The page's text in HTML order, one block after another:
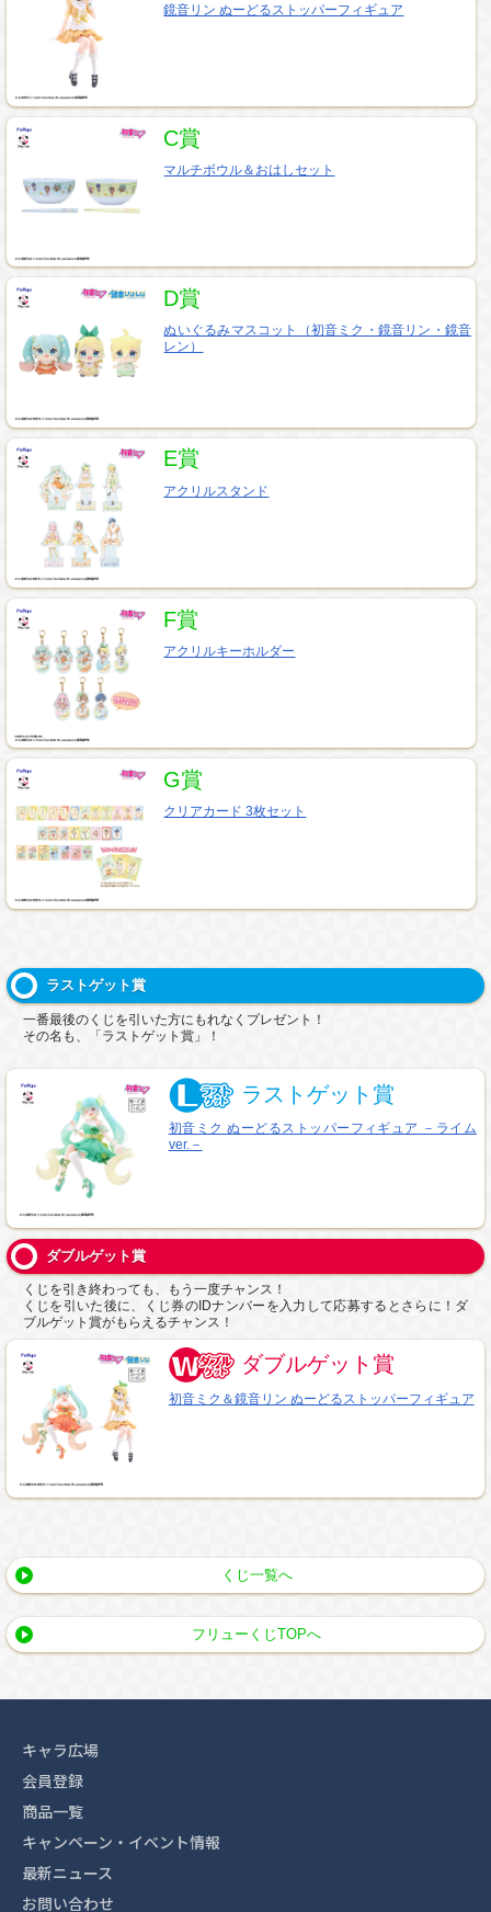
鏡音リン ぬーどるストッパーフィギュア
C賞
マルチボウル＆おはしセット
D賞
ぬいぐるみマスコット（初音ミク・鏡音リン・鏡音
レン）
E賞
アクリルスタンド
F賞
アクリルキーホルダー
G賞
クリアカード 3枚セット
ラストゲット賞
一番最後のくじを引いた方にもれなくプレゼント！
その名も、「ラストゲット賞」！
ラストゲット賞
初音ミク ぬーどるストッパーフィギュア －ライム
ver.－
ダブルゲット賞
くじを引き終わっても、もう一度チャンス！
くじを引いた後に、くじ券のIDナンバーを入力して応募するとさらに！ダ
ブルゲット賞がもらえるチャンス！
ダブルゲット賞
初音ミク＆鏡音リン ぬーどるストッパーフィギュア
くじ一覧へ
フリューくじTOPへ
キャラ広場
会員登録
商品一覧
キャンペーン・イベント情報
最新ニュース
お問い合わせ